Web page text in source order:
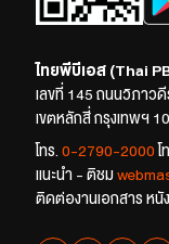
ไทยพีบีเอส (Thai
เลขที่ 145 ถนนวิภาวดี
เขตหลักสี่ กรุงเทพฯ
โทร. 0-2790-2000
แนะนำ - ติชม
ติดต่องานเอกสาร หนั